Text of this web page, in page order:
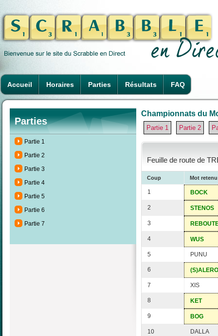
Accueil Horaires Parties Résultats FAQ
Parties
Partie 1
Partie 2
Partie 3
Partie 4
Partie 5
Partie 6
Partie 7
Championnats du
Partie 1 Partie 2
Feuille de route de
Coup Mot retenu
1 BOCK
2 STENOS
3
4 WUS
5 PUNU
6
7 XIS
8 KET
9 BOG
10 DALLA